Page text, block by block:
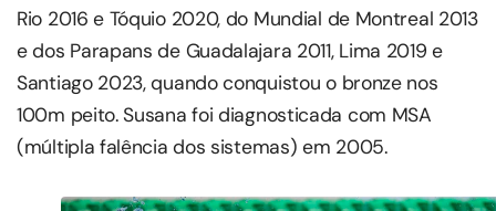
Rio 2016 e Tóquio 2020, do Mundial de Montreal 2013
e dos Parapans de Guadalajara 2011, Lima 2019 e
Santiago 2023, quando conquistou o bronze nos
100m peito. Susana foi diagnosticada com MSA
(múltipla falência dos sistemas) em 2005.